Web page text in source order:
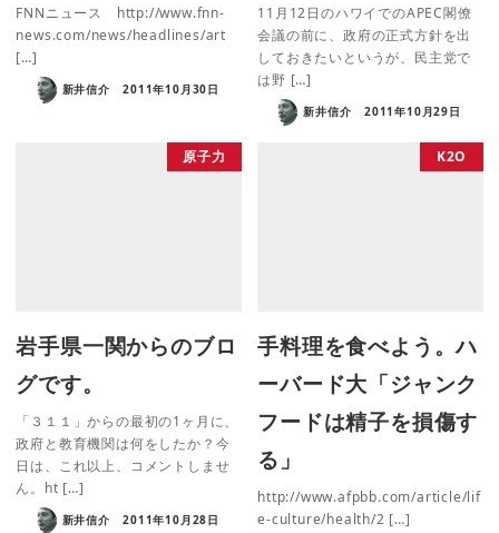
FNNニュース http://www.fnn-
news.com/news/headlines/art
[…]
新井信介 2011年10月30日
11月12日のハワイでのAPEC閣僚
会議の前に、政府の正式方針を出
しておきたいというが、民主党で
は野 […]
新井信介 2011年10月29日
原子力
岩手県一関からのブロ
グです。
「３１１」からの最初の1ヶ月に、
政府と教育機関は何をしたか？今
日は、これ以上、コメントしませ
ん。ht […]
新井信介 2011年10月28日
K2O
手料理を食べよう。ハ
ーバード大「ジャンク
フードは精子を損傷す
る」
http://www.afpbb.com/article/lif
e-culture/health/2 […]